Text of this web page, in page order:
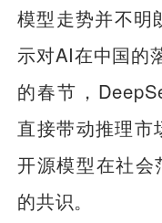
模型走势并不明
示对AI在中国的
的春节，
直接带动推理市
开源模型在社
的共识。